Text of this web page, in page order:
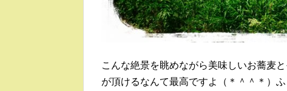
こんな絶景を眺めながら美味しいお蕎麦
が頂けるなんて最高ですよ（＊＾＾＊）